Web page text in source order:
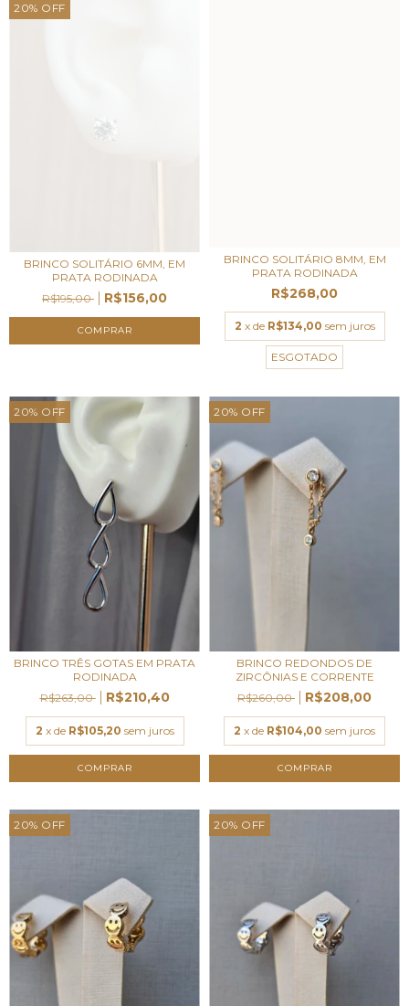
20% OFF
BRINCO SOLITÁRIO 6MM, EM
PRATA RODINADA
R$195,00
R$156,00
BRINCO SOLITÁRIO 8MM, EM
PRATA RODINADA
R$268,00
2 x de R$134,00 sem juros
ESGOTADO
20% OFF
BRINCO TRÊS GOTAS EM PRATA
RODINADA
R$263,00
R$210,40
2 x de R$105,20 sem juros
20% OFF
BRINCO REDONDOS DE
ZIRCÔNIAS E CORRENTE
R$260,00
R$208,00
2 x de R$104,00 sem juros
20% OFF 20% OFF